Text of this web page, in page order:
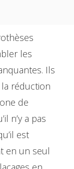
les
Ils
réduction
de
n’y a pas
est
en un seul